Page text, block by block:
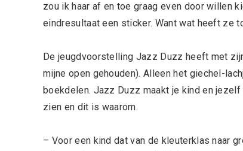
zou ik haar af en toe graag even door willen
eindresultaat een sticker. Want wat heeft ze
De jeugdvoorstelling Jazz Duzz heeft met
mijne open gehouden). Alleen het giechel-
boekdelen. Jazz Duzz maakt je kind en
zien en dit is waarom.
– Voor een kind dat van de kleuterklas naar